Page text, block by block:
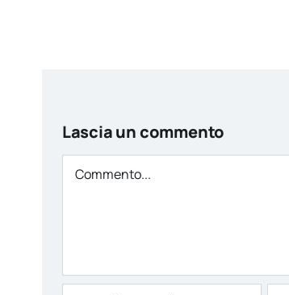
Lascia un commento
Comment